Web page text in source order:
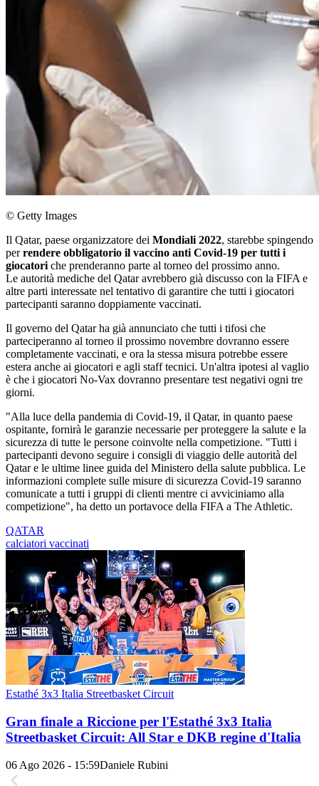
© Getty Images
Il Qatar, paese organizzatore dei Mondiali 2022, starebbe spingendo
perrendere obbligatorio il vaccino anti Covid-19 per tutti i
giocatori che prenderanno parte al torneo del prossimo anno.
Le autorità mediche del Qatar avrebbero già discusso con la FIFA e
altre parti interessate nel tentativo di garantire che tutti i giocatori
partecipanti saranno doppiamente vaccinati.
Il governo del Qatar ha già annunciato che tutti i tifosi che
parteciperanno al torneo il prossimo novembre dovranno essere
completamente vaccinati, e ora la stessa misura potrebbe essere
estera anche ai giocatori e agli staff tecnici. Un'altra ipotesi al vaglio
è che i giocatori No-Vax dovranno presentare test negativi ogni tre
giorni.
"Alla luce della pandemia di Covid-19, il Qatar, in quanto paese
ospitante, fornirà le garanzie necessarie per proteggere la salute e la
sicurezza di tutte le persone coinvolte nella competizione. "Tutti i
partecipanti devono seguire i consigli di viaggio delle autorità del
Qatar e le ultime linee guida del Ministero della salute pubblica. Le
informazioni complete sulle misure di sicurezza Covid-19 saranno
comunicate a tutti i gruppi di clienti mentre ci avviciniamo alla
competizione", ha detto un portavoce della FIFA a The Athletic.
QATAR
calciatori vaccinati
Estathé 3x3 Italia Streetbasket Circuit
Gran finale a Riccione per l'Estathé 3x3 Italia
Streetbasket Circuit: All Star e DKB regine d'Italia
06 Ago 2026 - 15:59Daniele Rubini